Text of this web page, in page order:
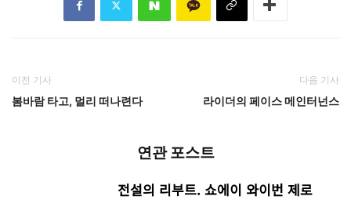
이전 기사
봄바람 타고, 멀리 떠나련다
다음 기사
라이더의 페이스 메인터넌스
연관 포스트
전설의 리부트. 쇼에이 와이번 제로